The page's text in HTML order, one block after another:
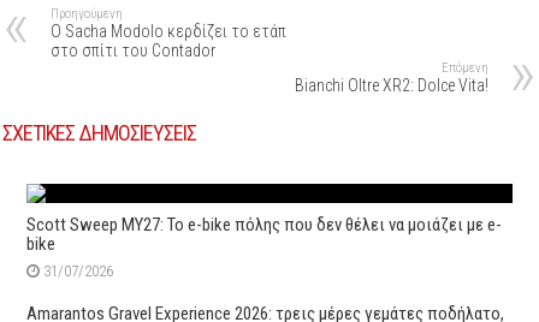
Προηγούμενη
O Sacha Modolo κερδίζει το ετάπ
στο σπίτι του Contador
Επόμενη
Bianchi Oltre XR2: Dolce Vita!
ΣΧΕΤΙΚΕΣ ΔΗΜΟΣΙΕΥΣΕΙΣ
Scott Sweep MY27: Το e-bike πόλης που δεν θέλει να μοιάζει με e-
bike
31/07/2026
Amarantos Gravel Experience 2026: τρεις μέρες γεμάτες ποδήλατο,